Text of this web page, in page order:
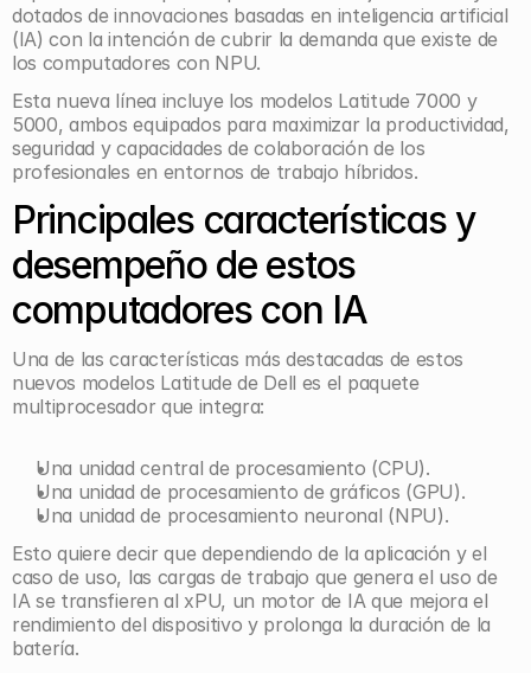
dotados de innovaciones basadas en inteligencia artificial
(IA) con la intención de cubrir la demanda que existe de
los computadores con NPU.
Esta nueva línea incluye los modelos Latitude 7000 y
5000, ambos equipados para maximizar la productividad,
seguridad y capacidades de colaboración de los
profesionales en entornos de trabajo híbridos.
Principales características y
desempeño de estos
computadores con IA
Una de las características más destacadas de estos
nuevos modelos Latitude de Dell es el paquete
multiprocesador que integra:
Una unidad central de procesamiento (CPU).
Una unidad de procesamiento de gráficos (GPU).
Una unidad de procesamiento neuronal (NPU).
Esto quiere decir que dependiendo de la aplicación y el
caso de uso, las cargas de trabajo que genera el uso de
IA se transfieren al xPU, un motor de IA que mejora el
rendimiento del dispositivo y prolonga la duración de la
batería.